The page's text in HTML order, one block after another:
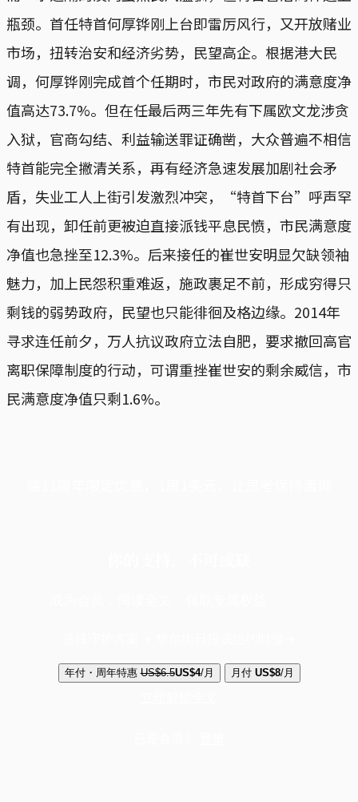
瓶颈。首任特首何厚铧刚上台即雷厉风行，又开放赌业
市场，扭转治安和经济劣势，民望高企。根据港大民
调，何厚铧刚完成首个任期时，市民对政府的满意度净
值高达73.7%。但在任最后两三年先有下属欧文龙涉贪
入狱，官商勾结、利益输送罪证确凿，大众普遍不相信
特首能完全撇清关系，再有经济急速发展加剧社会矛
盾，失业工人上街引发激烈冲突，“特首下台”呼声罕
有出现，卸任前更被迫直接派钱平息民愤，市民满意度
净值也急挫至12.3%。后来接任的崔世安明显欠缺领袖
魅力，加上民怨积重难返，施政裹足不前，形成穷得只
剩钱的弱势政府，民望也只能徘徊及格边缘。2014年
寻求连任前夕，万人抗议政府立法自肥，要求撤回高官
离职保障制度的行动，可谓重挫崔世安的剩余威信，市
民满意度净值只剩1.6%。
年付・周年特惠 US$6.5US$4/月 月付 US$8/月